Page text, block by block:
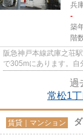
兵
-
築
階
阪急神戸本線武庫之荘
で305mにあります。自
過
常松1
賃貸｜マンション